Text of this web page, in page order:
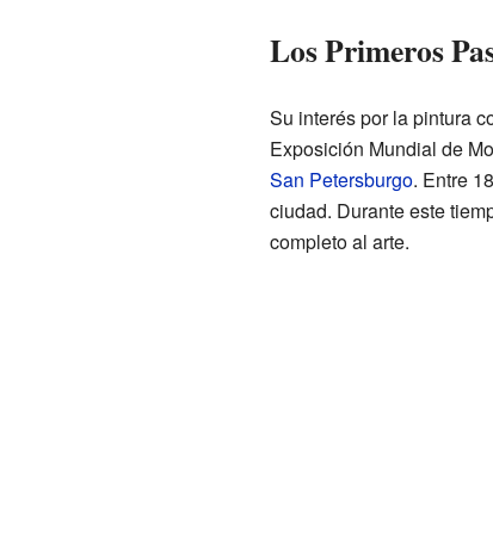
Los Primeros
Su interés por la pintura
Exposición Mundial de
San Petersburgo. Entre
ciudad. Durante este
completo al arte.